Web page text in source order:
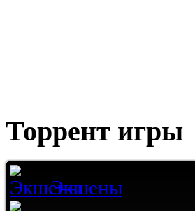
Торрент игры
Экшены